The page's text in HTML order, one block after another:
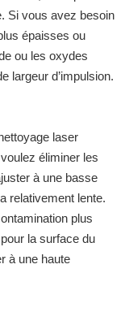
Si vous avez besoin
épaisses ou
ou les oxydes
largeur d’impulsion.
laser
éliminer les
à une basse
relativement lente.
plus
la surface du
à une haute